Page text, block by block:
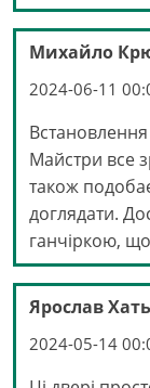
Михайло
2024-06-11
Майстри все
також
доглядати.
ганчіркою,
Ярослав
2024-05-14